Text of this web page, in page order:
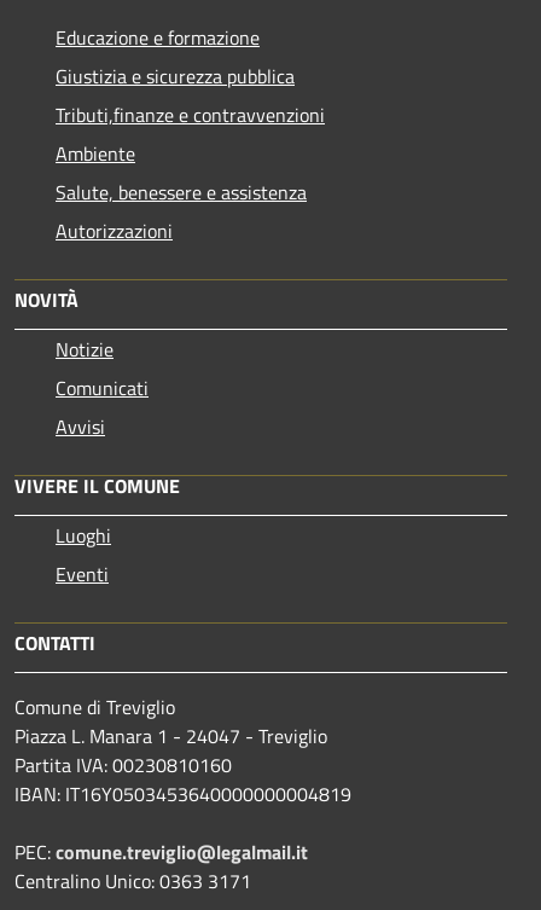
Educazione e formazione
Giustizia e sicurezza pubblica
Tributi,finanze e contravvenzioni
Ambiente
Salute, benessere e assistenza
Autorizzazioni
NOVITÀ
Notizie
Comunicati
Avvisi
VIVERE IL COMUNE
Luoghi
Eventi
CONTATTI
Comune di Treviglio
Piazza L. Manara 1 - 24047 - Treviglio
Partita IVA: 00230810160
IBAN: IT16Y0503453640000000004819
PEC:comune.treviglio@legalmail.it
Centralino Unico: 0363 3171